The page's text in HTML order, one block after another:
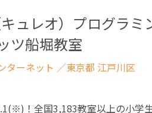
ュレオ）プログラミ
ツ船堀教室
ターネット ／東京都 江戸川区
！全国3,183教室以上の小学